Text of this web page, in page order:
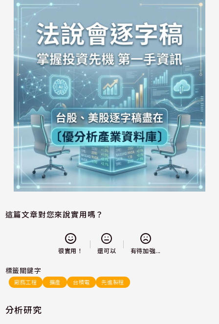
這篇文章對您來說實用嗎？
很實用！ 還可以 有待加強...
標籤關鍵字
廠務工程 擴產 台積電 先進製程
分析研究